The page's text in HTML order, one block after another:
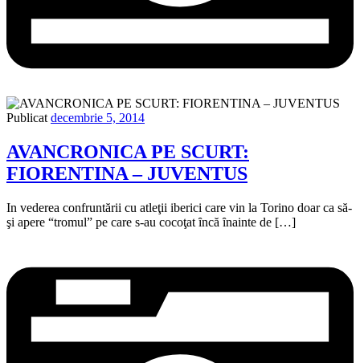
Publicat decembrie 5, 2014
AVANCRONICA PE SCURT:
FIORENTINA – JUVENTUS
In vederea confruntării cu atleţii iberici care vin la Torino doar ca să-
şi apere “tromul” pe care s-au cocoţat ȋncă ȋnainte de […]